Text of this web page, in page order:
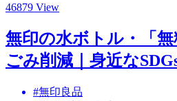
46879 View
無印の水ボトル・「
ごみ削減｜身近な
#無印良品